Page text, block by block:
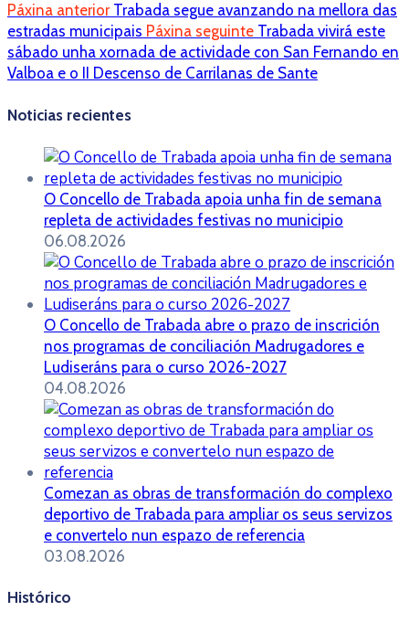
Páxina anterior Trabada segue avanzando na mellora das
estradas municipais Páxina seguinte Trabada vivirá este
sábado unha xornada de actividade con San Fernando en
Valboa e o II Descenso de Carrilanas de Sante
Noticias recientes
O Concello de Trabada apoia unha fin de semana
repleta de actividades festivas no municipio
06.08.2026
O Concello de Trabada abre o prazo de inscrición
nos programas de conciliación Madrugadores e
Ludiseráns para o curso 2026-2027
04.08.2026
Comezan as obras de transformación do complexo
deportivo de Trabada para ampliar os seus servizos
e convertelo nun espazo de referencia
03.08.2026
Histórico